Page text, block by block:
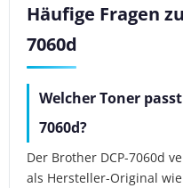
Häufige Fragen
7060d
Welcher Toner
7060d?
Der Brother DCP-7060d
als Hersteller-Original